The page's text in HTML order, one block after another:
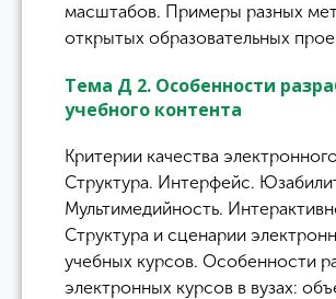
масштабов. Примеры разных
открытых образовательных
Тема Д 2. Особенности
учебного контента
Критерии качества
Структура. Интерфейс.
Мультимедийность.
Структура и сценарии
учебных курсов. Особенности
электронных курсов в вузах: